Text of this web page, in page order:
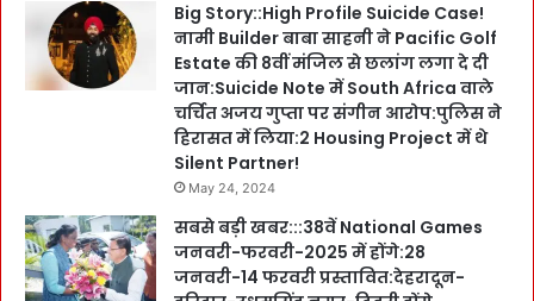
Big Story::High Profile Suicide Case!
नामी Builder बाबा साहनी ने Pacific Golf
Estate की 8वीं मंजिल से छलांग लगा दे दी
जान:Suicide Note में South Africa वाले
चर्चित अजय गुप्ता पर संगीन आरोप:पुलिस ने
हिरासत में लिया:2 Housing Project में थे
Silent Partner!
May 24, 2024
सबसे बड़ी खबर:::38वें National Games
जनवरी-फरवरी-2025 में होंगे:28
जनवरी-14 फरवरी प्रस्तावित:देहरादून-